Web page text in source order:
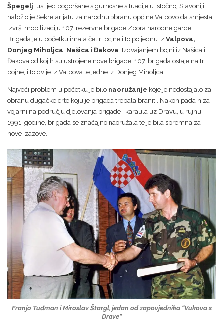
Špegelj, uslijed pogoršane sigurnosne situacije u istočnoj Slavoniji
naložio je Sekretarijatu za narodnu obranu općine Valpovo da smjesta
izvrši mobilizaciju 107. rezervne brigade Zbora narodne garde.
Brigada je u početku imala četiri bojne i to po jednu iz Valpova,
Donjeg Miholjca, Našica i Đakova. Izdvajanjem bojni iz Našica i
Đakova od kojih su ustrojene nove brigade, 107. brigada ostaje na tri
bojne, i to dvije iz Valpova te jedne iz Donjeg Miholjca.
Najveći problem u početku je bilo naoružanje koje je nedostajalo za
obranu dugačke crte koju je brigada trebala braniti. Nakon pada niza
vojarni na području djelovanja brigade i karaula uz Dravu, u rujnu
1991. godine, brigada se značajno naoružala te je bila spremna za
nove izazove.
Franjo Tuđman i Miroslav Štargl, jedan od zapovjednika “Vukova s
Drave”